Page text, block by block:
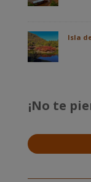
Isla
¡No te